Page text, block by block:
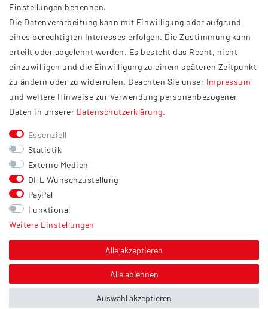
AGB
Impressum
Datenschutzerklärung
Widerrufsrecht
Barrierefreiheit
Service
Kontakt
Versand
Zahlung
Vertrag widerrufen
Sonstiges
Hinweis zur Entsorgung von Altbatterien & Altöl
Über uns
Einstellungen benennen.
Die Datenverarbeitung kann mit Einwilligung oder aufgrund
eines berechtigten Interesses erfolgen. Die Zustimmung kann
erteilt oder abgelehnt werden. Es besteht das Recht, nicht
einzuwilligen und die Einwilligung zu einem späteren Zeitpunkt
zu ändern oder zu widerrufen. Beachten Sie unser Impressum
und weitere Hinweise zur Verwendung personenbezogener
Daten in unserer Daten­schutz­erklärung.
Essenziell
Statistik
Externe Medien
DHL Wunschzustellung
PayPal
Funktional
Weitere Einstellungen
Alle akzeptieren
Alle ablehnen
Auswahl akzeptieren